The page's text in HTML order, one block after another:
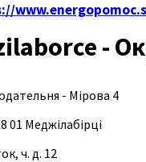
-
- Мірова 4
д. 12